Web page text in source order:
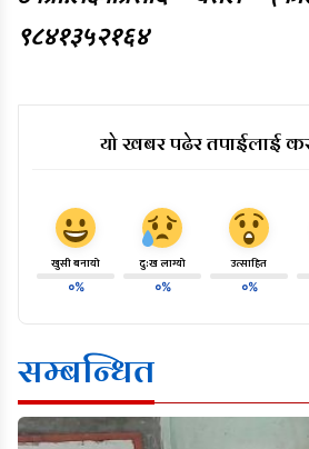
९८४१३५२१६४
यो खबर पढेर तपाईलाई
खुसी बनायो
०%
दु:ख लाग्यो
०%
उत्साहित
०%
सम्बन्धित